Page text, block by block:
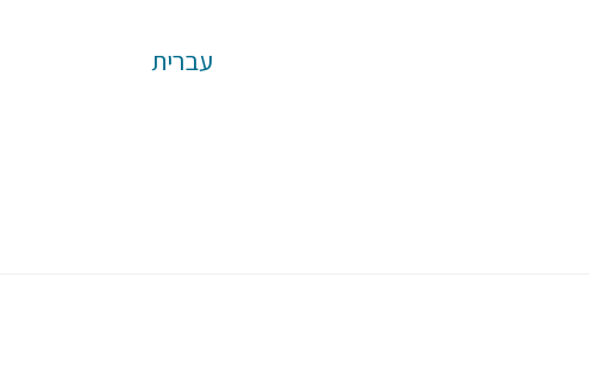
עברית